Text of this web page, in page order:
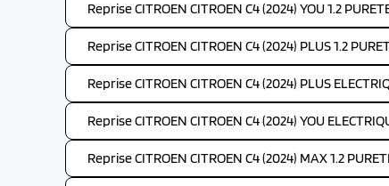
Reprise CITROEN CITROEN C4 (2024) YOU 1.2
Reprise CITROEN CITROEN C4 (2024) PLUS 1.2
Reprise CITROEN CITROEN C4 (2024) PLUS
Reprise CITROEN CITROEN C4 (2024) YOU
Reprise CITROEN CITROEN C4 (2024) MAX 1.2